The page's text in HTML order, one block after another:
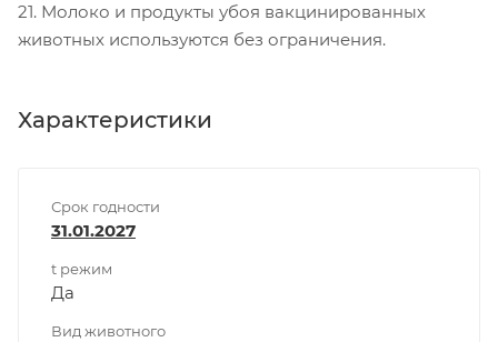
21. Молоко и продукты убоя вакцинированных
животных используются без ограничения.
Характеристики
Срок годности
31.01.2027
t режим
Да
Вид животного